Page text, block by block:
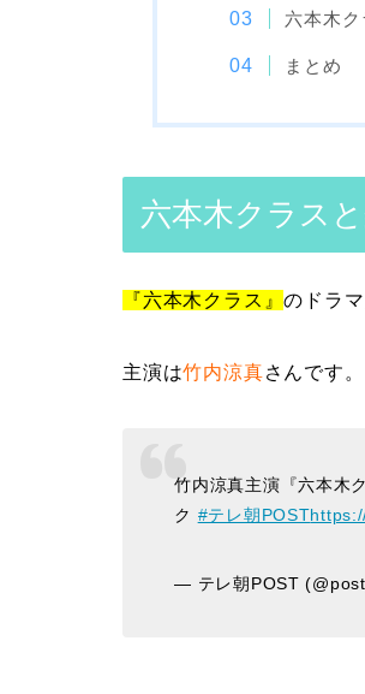
六本木
まとめ
六本木クラス
『六本木クラス』のドラ
主演は竹内涼真さんです。
竹内涼真主演『六本木
ク #テレ朝POST
— テレ朝POST